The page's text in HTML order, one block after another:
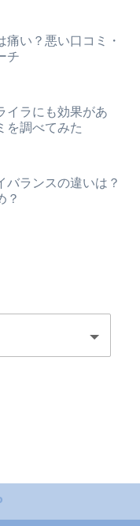
痛い？悪い口コミ・
チ
イラにも効果があ
を調べてみた
バランスの違いは？
？